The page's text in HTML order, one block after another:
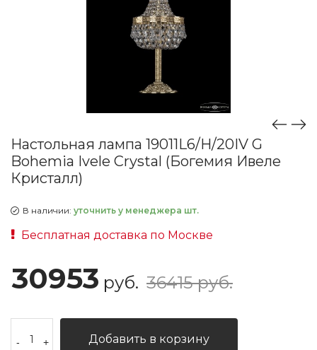
Настольная лампа 19011L6/H/20IV G
Bohemia Ivele Crystal (Богемия Ивеле
Кристалл)
В наличии: уточнить у менеджера шт.
Бесплатная доставка по Москве
30953 руб. 36415 руб.
- + Добавить в корзину